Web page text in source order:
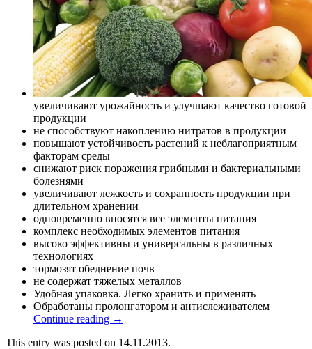
увеличивают урожайность и улучшают качество готовой
продукции
не способствуют накоплению нитратов в продукции
повышают устойчивость растений к неблагоприятным
факторам среды
снижают риск поражения грибными и бактериальными
болезнями
увеличивают лежкость и сохранность продукции при
длительном хранении
одновременно вносятся все элементы питания
комплекс необходимых элементов питания
высоко эффективны и универсальны в различных
технологиях
тормозят обеднение почв
не содержат тяжелых металлов
Удобная упаковка. Легко хранить и применять
Обработаны пролонгатором и антислеживателем
Continue reading →
This entry was posted on 14.11.2013.